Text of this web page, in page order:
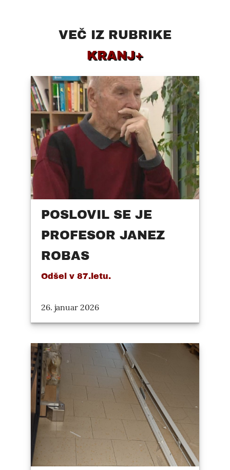
VEČ IZ RUBRIKE
KRANJ+
POSLOVIL SE JE
PROFESOR JANEZ
ROBAS
Odšel v 87.letu.
26. januar 2026